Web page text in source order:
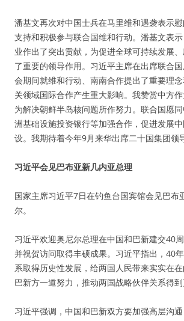
潘基文再次对中国士兵在马里维和遇袭表示
支持和积极参与联合国维和行动。潘基文表
业作出了突出贡献，为促进全球可持续发展
了重要的领导作用。习近平主席在出席联合
会期间就维和行动、南南合作提出了重要理
关领域国际合作产生重大影响。我赞赏中方
为解决朝鲜半岛核问题所作努力。联合国愿
洲基础设施投资银行等加强合作，促进发展
设。我期待着今年9月来华出席二十国集团领
习近平会见巴布亚新几内亚总理
国家主席习近平7日在钓鱼台国宾馆会见巴布
尔。
习近平欢迎奥尼尔总理在中国和巴新建交40
并祝贺访问取得丰硕成果。习近平指出，40
系取得历史性发展，给两国人民带来实实在
巴新方一道努力，推动两国战略伙伴关系得到
习近平强调，中国和巴新双方要加强高层沟